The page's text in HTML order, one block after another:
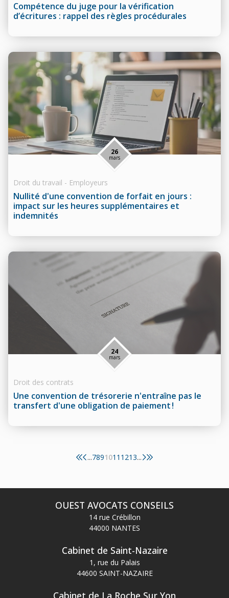
Compétence du juge pour la vérification
d’écritures : rappel des règles procédurales
Nullité d'une convention de forfait en jours :
impact sur les heures supplémentaires et
indemnités
26
mars
Droit du travail - Employeurs
Une convention de trésorerie n'entraîne pas le
transfert d'une obligation de paiement !
24
mars
Droit des contrats
...7891011 1213...
OUEST AVOCATS CONSEILS
14 rue Crébillon
44000 NANTES
Cabinet de Saint-Nazaire
1, rue du Palais
44600 SAINT-NAZAIRE
Cabinet de La Roche Sur Yon